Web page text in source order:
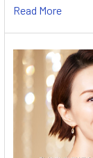
Read More